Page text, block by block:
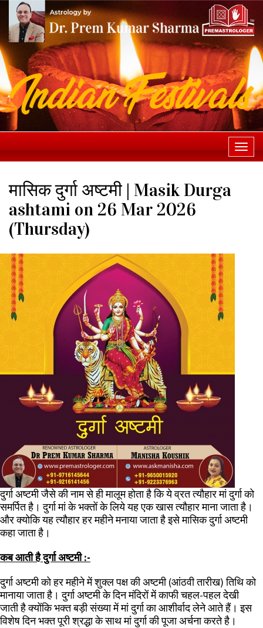
मासिक दुर्गा अष्टमी | Masik Durga
ashtami on 26 Mar 2026
(Thursday)
दुर्गा अष्टमी जैसे की नाम से ही मालूम होता है कि ये व्रत त्यौहार मां दुर्गा को
समर्पित है। दुर्गा मां के भक्तों के लिये यह एक खास त्यौहार माना जाता है।
और क्योकि यह त्यौहार हर महीने मनाया जाता है इसे मासिक दुर्गा अष्टमी
कहा जाता है।
कब आती है दुर्गा अष्टमी :-
दुर्गा अष्टमी कोहर महीने में शुक्ल पक्ष की अष्टमी (आंठवी तारीख) तिथि को
मानाया जाता है। दुर्गा अष्टमी के दिन मंदिरों में काफी चहल-पहल देखी
जाती है क्योंकि भक्त बड़ी संख्या में मां दुर्गा का आशीर्वाद लेने आते हैं। इस
विशेष दिन भक्त पूरी श्रद्धा के साथ मां दुर्गा की पूजा अर्चना करते है।